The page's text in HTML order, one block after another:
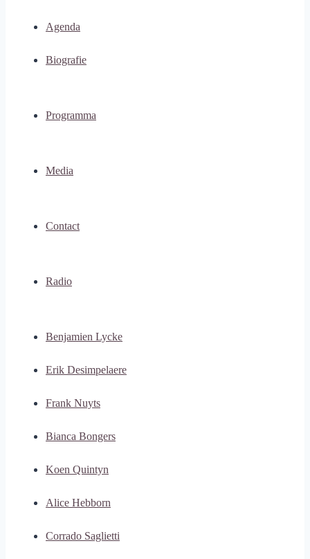
Agenda
Biografie
Programma
Media
Contact
Radio
Benjamien Lycke
Erik Desimpelaere
Frank Nuyts
Bianca Bongers
Koen Quintyn
Alice Hebborn
Corrado Saglietti